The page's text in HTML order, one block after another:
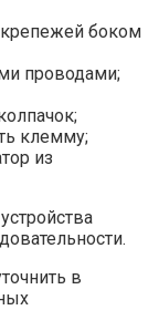
крепежей боком
проводами;
клемму;
из
в